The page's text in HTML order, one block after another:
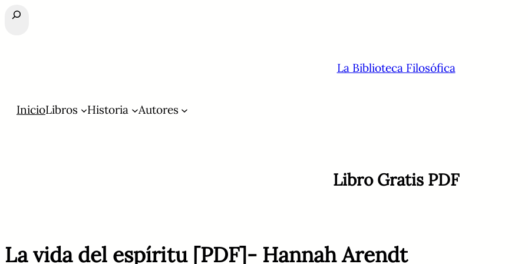
Buscar
La Biblioteca Filosófica
InicioLibros Historia Autores
Libro Gratis PDF
La vida del espíritu [PDF]- Hannah Arendt